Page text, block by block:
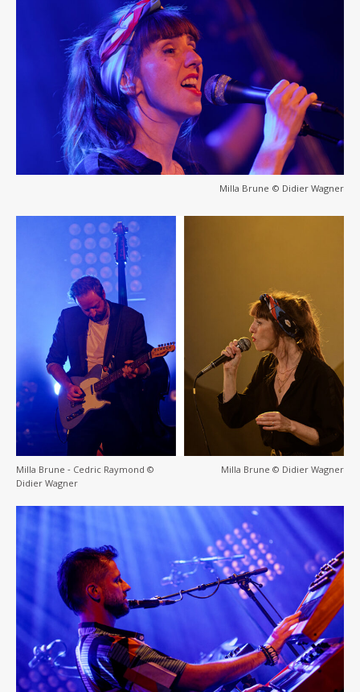
Milla Brune © Didier Wagner
Milla Brune ‐ Cedric Raymond ©
Didier Wagner
Milla Brune © Didier Wagner